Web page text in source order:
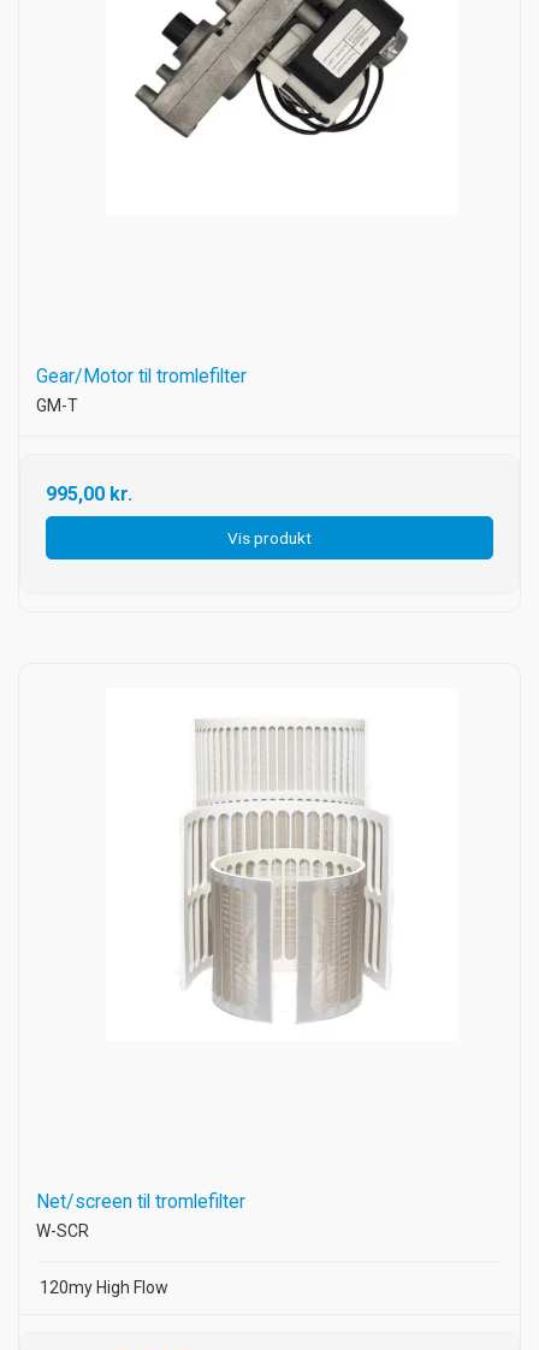
Gear/Motor til tromlefilter
GM-T
995,00 kr.
Vis produkt
Net/screen til tromlefilter
W-SCR
120my High Flow